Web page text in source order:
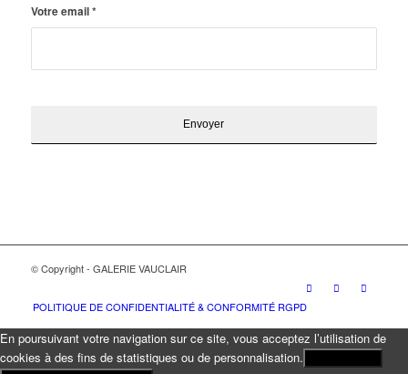
Votre email*
© Copyright - GALERIE VAUCLAIR
POLITIQUE DE CONFIDENTIALITÉ & CONFORMITÉ RGPD
En poursuivant votre navigation sur ce site, vous acceptez l’utilisation de
cookies à des fins de statistiques ou de personnalisation.